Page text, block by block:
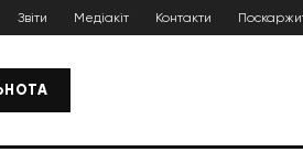
Звіти Медіакіт Контакти